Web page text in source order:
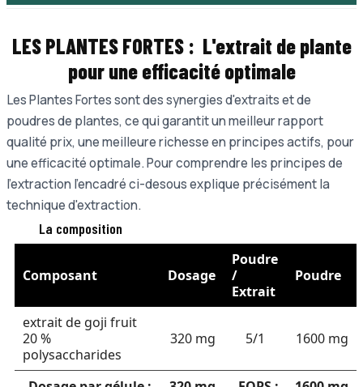
LES PLANTES FORTES : L'extrait de plante
pour une efficacité optimale
Les Plantes Fortes sont des synergies d'extraits et de
poudres de plantes, ce qui garantit un meilleur rapport
qualité prix, une meilleure richesse en principes actifs, pour
une efficacité optimale. Pour comprendre les principes de
l'extraction l'encadré ci-desous explique précisément la
technique d'extraction.
La composition
Composant Dosage
Poudre
/
Extrait
Poudre
extrait de goji fruit
20 %
polysaccharides
320 mg 5/1 1600 mg